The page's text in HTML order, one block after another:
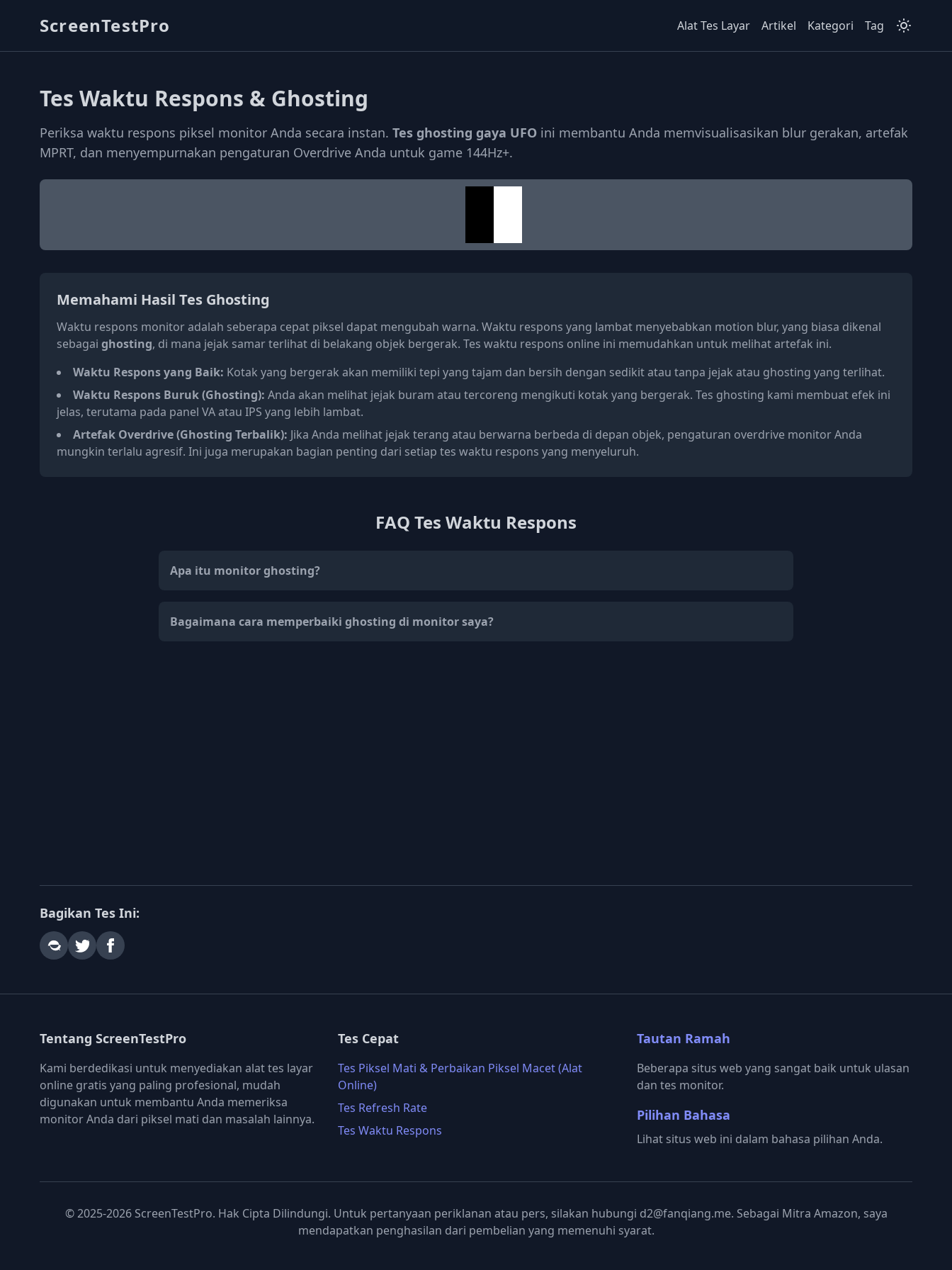
ScreenTestPro Alat Tes Layar Artikel Kategori Tag
Tes Waktu Respons & Ghosting
Periksa waktu respons piksel monitor Anda secara instan. Tes ghosting gaya UFO ini membantu Anda memvisualisasikan blur gerakan, artefak
MPRT, dan menyempurnakan pengaturan Overdrive Anda untuk game 144Hz+.
Memahami Hasil Tes Ghosting
Waktu respons monitor adalah seberapa cepat piksel dapat mengubah warna. Waktu respons yang lambat menyebabkan motion blur, yang biasa dikenal
sebagai ghosting, di mana jejak samar terlihat di belakang objek bergerak. Tes waktu respons online ini memudahkan untuk melihat artefak ini.
Waktu Respons yang Baik: Kotak yang bergerak akan memiliki tepi yang tajam dan bersih dengan sedikit atau tanpa jejak atau ghosting yang terlihat.
Waktu Respons Buruk (Ghosting): Anda akan melihat jejak buram atau tercoreng mengikuti kotak yang bergerak. Tes ghosting kami membuat efek ini
jelas, terutama pada panel VA atau IPS yang lebih lambat.
Artefak Overdrive (Ghosting Terbalik): Jika Anda melihat jejak terang atau berwarna berbeda di depan objek, pengaturan overdrive monitor Anda
mungkin terlalu agresif. Ini juga merupakan bagian penting dari setiap tes waktu respons yang menyeluruh.
FAQ Tes Waktu Respons
Apa itu monitor ghosting?
Bagaimana cara memperbaiki ghosting di monitor saya?
Bagikan Tes Ini:
Tentang ScreenTestPro
Kami berdedikasi untuk menyediakan alat tes layar
online gratis yang paling profesional, mudah
digunakan untuk membantu Anda memeriksa
monitor Anda dari piksel mati dan masalah lainnya.
Tes Cepat
Tes Piksel Mati & Perbaikan Piksel Macet (Alat
Online)
Tes Refresh Rate
Tes Waktu Respons
Tautan Ramah
Beberapa situs web yang sangat baik untuk ulasan
dan tes monitor.
Pilihan Bahasa
Lihat situs web ini dalam bahasa pilihan Anda.
© 2025-2026 ScreenTestPro. Hak Cipta Dilindungi. Untuk pertanyaan periklanan atau pers, silakan hubungi d2@fanqiang.me. Sebagai Mitra Amazon, saya
mendapatkan penghasilan dari pembelian yang memenuhi syarat.